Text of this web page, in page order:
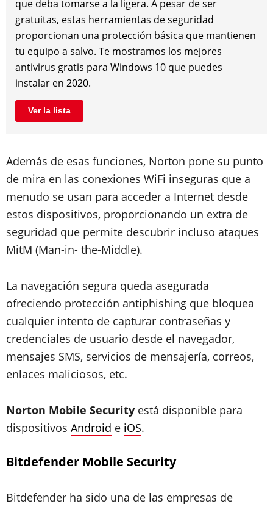
que deba tomarse a la ligera. A pesar de ser
gratuitas, estas herramientas de seguridad
proporcionan una protección básica que mantienen
tu equipo a salvo. Te mostramos los mejores
antivirus gratis para Windows 10 que puedes
instalar en 2020.
Ver la lista
Además de esas funciones, Norton pone su punto
de mira en las conexiones WiFi inseguras que a
menudo se usan para acceder a Internet desde
estos dispositivos, proporcionando un extra de
seguridad que permite descubrir incluso ataques
MitM (Man-in- the-Middle).
La navegación segura queda asegurada
ofreciendo protección antiphishing que bloquea
cualquier intento de capturar contraseñas y
credenciales de usuario desde el navegador,
mensajes SMS, servicios de mensajería, correos,
enlaces maliciosos, etc.
Norton Mobile Security está disponible para
dispositivos Android e iOS.
Bitdefender Mobile Security
Bitdefender ha sido una de las empresas de